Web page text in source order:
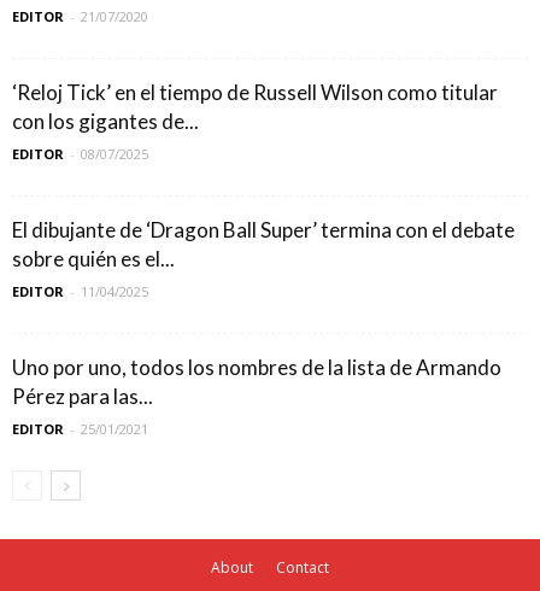
EDITOR - 21/07/2020
‘Reloj Tick’ en el tiempo de Russell Wilson como titular
con los gigantes de...
EDITOR - 08/07/2025
El dibujante de ‘Dragon Ball Super’ termina con el debate
sobre quién es el...
EDITOR - 11/04/2025
Uno por uno, todos los nombres de la lista de Armando
Pérez para las...
EDITOR - 25/01/2021
About Contact